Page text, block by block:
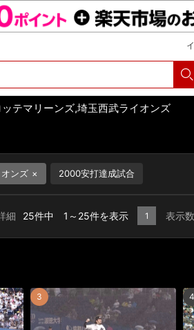
テマリーンズ,埼玉西武ライオンズ
ンズ 2000安打達成試合
細 25件中 1～25件を表示 1 表示数
3 4